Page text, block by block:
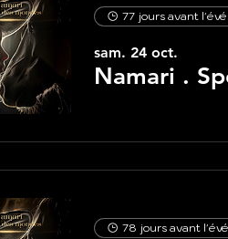
77 jours avant
sam. 24 oct.
Namari .
78 jours avant